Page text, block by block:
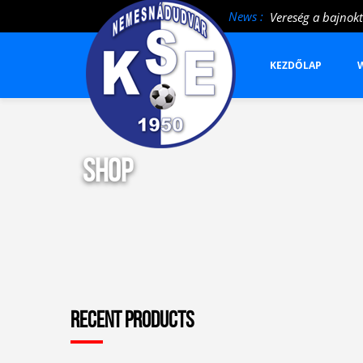
News : Vereség a
KEZDŐLAP
Shop
Recent Products